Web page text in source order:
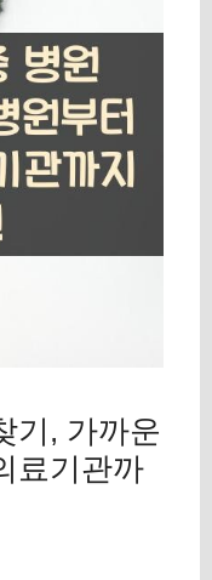
기, 가까운
료기관까